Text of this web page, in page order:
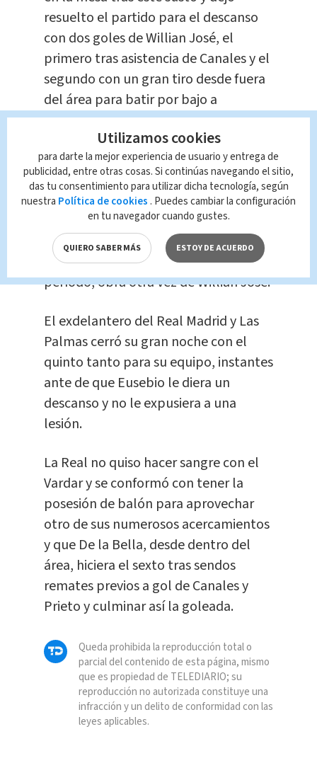
resuelto el partido para el descanso
con dos goles de Willian José, el
primero tras asistencia de Canales y el
segundo con un gran tiro desde fuera
del área para batir por bajo a
Gachevski.
El monólogo realista se mantuvo
durante todo el partido, los
macedonios no podían en ningún
momento frenar el juego de dibujos
animados de un rival que lograba el
cuarto nada más iniciarse el segundo
período, obra otra vez de Willian José.
El exdelantero del Real Madrid y Las
Palmas cerró su gran noche con el
quinto tanto para su equipo, instantes
ante de que Eusebio le diera un
descanso y no le expusiera a una
lesión.
La Real no quiso hacer sangre con el
Vardar y se conformó con tener la
posesión de balón para aprovechar
otro de sus numerosos acercamientos
y que De la Bella, desde dentro del
área, hiciera el sexto tras sendos
remates previos a gol de Canales y
Prieto y culminar así la goleada.
Queda prohibida la reproducción total o
parcial del contenido de esta página, mismo
que es propiedad de TELEDIARIO; su
reproducción no autorizada constituye una
infracción y un delito de conformidad con las
leyes aplicables.
Utilizamos cookies
para darte la mejor experiencia de usuario y entrega de
publicidad, entre otras cosas. Si continúas navegando el sitio,
das tu consentimiento para utilizar dicha tecnología, según
nuestra Política de cookies . Puedes cambiar la configuración
en tu navegador cuando gustes.
QUIERO SABER MÁS ESTOY DE ACUERDO